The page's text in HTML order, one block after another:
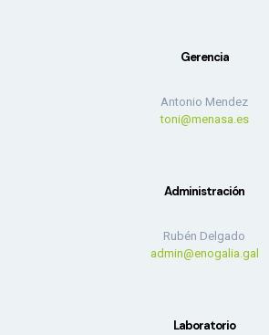
Gerencia
Antonio Mendez
toni@menasa.es
Administración
Rubén Delgado
admin@enogalia.gal
Laboratorio